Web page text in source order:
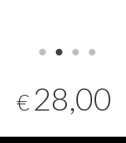
€ 28,00